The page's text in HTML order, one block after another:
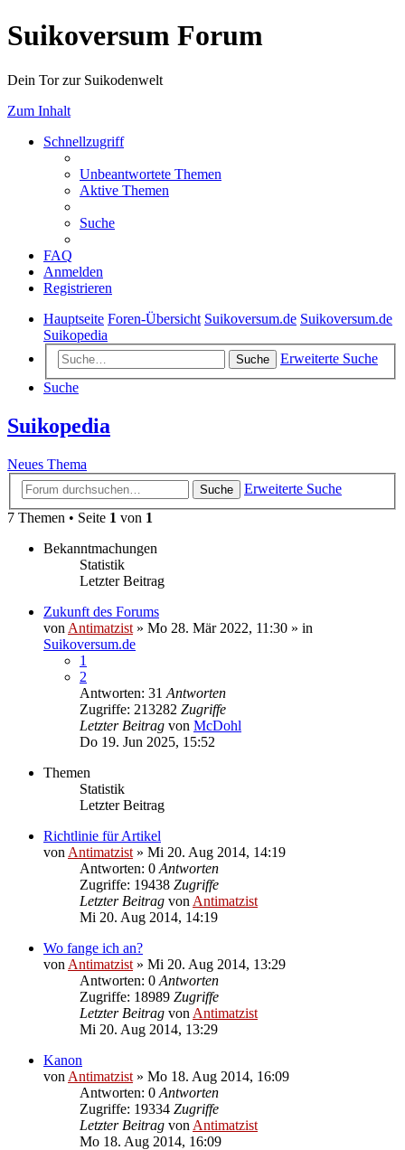
Suikoversum Forum
Dein Tor zur Suikodenwelt
Zum Inhalt
Schnellzugriff
Unbeantwortete Themen
Aktive Themen
Suche
FAQ
Anmelden
Registrieren
Hauptseite Foren-Übersicht Suikoversum.de Suikoversum.de
Suikopedia
Suche
Erweiterte Suche
Suche
Suikopedia
Neues Thema
Suche
Erweiterte Suche
7 Themen • Seite 1 von 1
Bekanntmachungen
Statistik
Letzter Beitrag
Zukunft des Forums
von Antimatzist » Mo 28. Mär 2022, 11:30 » in
Suikoversum.de
1
2
Antworten: 31 Antworten
Zugriffe: 213282 Zugriffe
Letzter Beitrag von McDohl
Do 19. Jun 2025, 15:52
Themen
Statistik
Letzter Beitrag
Richtlinie für Artikel
von Antimatzist » Mi 20. Aug 2014, 14:19
Antworten: 0 Antworten
Zugriffe: 19438 Zugriffe
Letzter Beitrag von Antimatzist
Mi 20. Aug 2014, 14:19
Wo fange ich an?
von Antimatzist » Mi 20. Aug 2014, 13:29
Antworten: 0 Antworten
Zugriffe: 18989 Zugriffe
Letzter Beitrag von Antimatzist
Mi 20. Aug 2014, 13:29
Kanon
von Antimatzist » Mo 18. Aug 2014, 16:09
Antworten: 0 Antworten
Zugriffe: 19334 Zugriffe
Letzter Beitrag von Antimatzist
Mo 18. Aug 2014, 16:09